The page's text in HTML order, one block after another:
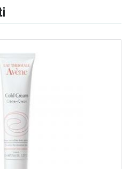
Sconto fino al 55% valido
oggi!